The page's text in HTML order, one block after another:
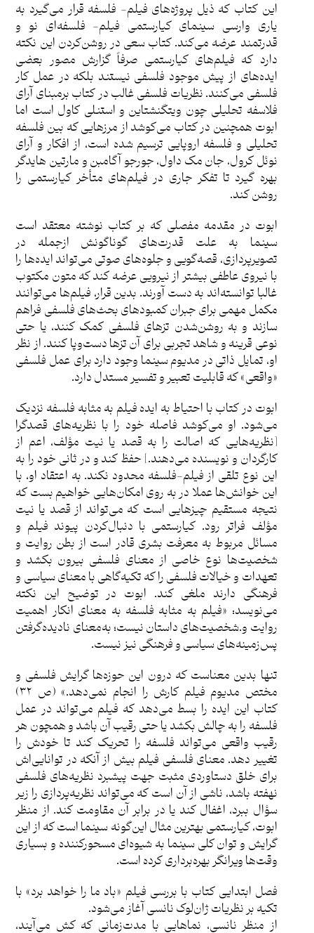
این کتاب که ذیل پروژه‌های فیلم- فلسفه قرار می‌گیرد به
یاری وارسی سینمای کیارستمی فیلم- فلسفه‌ای نو و
قدرتمند عرضه می‌کند. کتاب سعی در روشن‌کردن این نکته
دارد که فیلم‌های کیارستمی صرفاً گزارش مصور بعضی
ایده‌های از پیش موجود فلسفی نیستند بلکه در عمل کار
فلسفی می‎‌‌کنند. نظریات فلسفی غالب در کتاب برمبنای آرای
فلاسفه تحلیلی چون ویتگنشتاین و استنلی کاول است اما
ابوت همچنین در کتاب می‌کوشد از مرزهایی که بین فلسفه
تحلیلی و فلسفه اروپایی ترسیم شده است، از افکار و آرای
نوئل کرول، جان مک داول، جورجو آگامبن و مارتین هایدگر
بهره گیرد تا تفکر جاری در فیلم‌های متأخر کیارستمی را
روشن کند.
ابوت در مقدمه مفصلی که بر کتاب نوشته معتقد است
سینما به علت قدرت‌های گوناگونش ازجمله در
تصویرپردازی، قصه‌گویی و جلوه‌های صوتی می‌تواند ایده‌ها را
با نیروی عاطفی بیشتر از نیرویی عرضه کند که متون مکتوب
غالبا توانسته‌اند به دست آورند. بدین قرار، فیلم‌ها می‌توانند
مکمل مهمی برای جبران کمبودهای بحث‌های فلسفی فراهم
سازند و به روشن‌شدن تزهای فلسفی کمک کنند، یا حتی
نوعی قرینه و شاهد تجربی برای آن تزها دست‌و‌پا کنند. از نظر
او، تمایل ذاتی در مدیوم سینما وجود دارد برای عمل فلسفی
«واقعی» که قابلیت تعبیر و تفسیر مستدل دارد.
ابوت در کتاب با احتیاط به ایده فیلم به مثابه فلسفه نزدیک
می‌شود. او می‌کوشد فاصله خود را با نظریه‌های قصدگرا
[نظریه‌هایی که اصالت را به قصد یا نیت مؤلف، اعم از
کارگردان و نویسنده می‌دهند.] حفظ کند و در ثانی خود را به
این نوع تلقی از فیلم-فلسفه محدود نکند. به اعتقاد او، با
این خوانش‌ها عملا در به روی امکان‌هایی خواهیم بست که
نتیجه مستقیم چیزهایی است که می‌تواند از قصد یا نیت
مؤلف فراتر رود. کیارستمی با دنبال‌کردن پیوند فیلم و
مسائل مربوط به معرفت بشری قادر است از بطن روایت و
شخصیت‌ها نوع خاصی از معنای فلسفی بیرون بکشد و
تعهدات و خیالات فلسفی را که تکیه‌گاهی با معنای سیاسی و
فرهنگی دارند ملغی کند. ابوت در توضیح این نکته
می‌نویسد: «فیلم به مثابه فلسفه به معنای انکار اهمیت
روایت و.شخصیت‌های داستان نیست؛ به‌معنای نادیده‌گرفتن
پس‌زمینه‌های سیاسی و فرهنگی نیز نیست.
تنها بدین معناست که درون این حوزه‌ها گرایش فلسفی و
مختص مدیوم فیلم کارش را انجام نمی‌دهد.» (ص ٣٢)
کتاب این ایده را بسط می‌دهد که فیلم می‌تواند در عمل
فلسفه را به چالش بکشد یا حتی رقیب آن باشد و همچون هر
رقیب واقعی می‌تواند فلسفه را تحریک کند تا خودش را
تغییر دهد. معنای فلسفی فیلم بیش از آنکه در توانایی‌اش
برای خلق دستاوردی مثبت جهت پیشبرد نظریه‌های فلسفی
نهفته باشد، ناشی از آن است که می‌تواند نظریه‌پردازی را زیر
سؤال ببرد، اغفال کند یا در برابر آن مقاومت کند. از منظر
ابوت، کیارستمی بهترین مثال این‌گونه سینما است که از این
گرایش و توان کلی سینما به شیوه‌ای مسحورکننده و بسیاری
وقت‌ها ویرانگر بهره‌برداری کرده است.
فصل ابتدایی کتاب با بررسی فیلم «باد ما را خواهد برد» با
تکیه بر نظریات ژان‌لوک ‌نانسی آغاز می‌شود.
از منظر نانسی، نماهایی با مدت‌زمانی که کش می‌آیند،